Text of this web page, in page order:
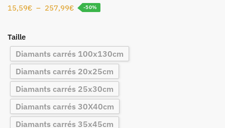
15,59€ – 257,99€ -50%
Taille
Diamants carrés 100x130cm
Diamants carrés 20x25cm
Diamants carrés 25x30cm
Diamants carrés 30X40cm
Diamants carrés 35x45cm